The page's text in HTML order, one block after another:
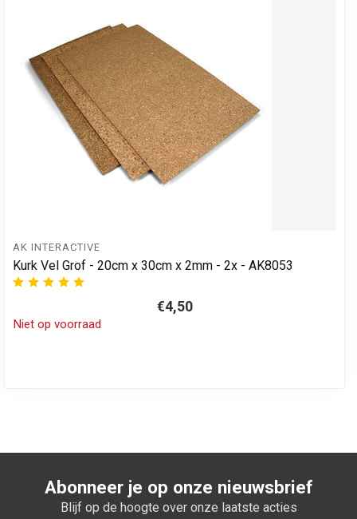
AK INTERACTIVE
Kurk Vel Grof - 20cm x 30cm x 2mm - 2x - AK8053
€4,50
Niet op voorraad
Abonneer je op onze nieuwsbrief
Blijf op de hoogte over onze laatste acties